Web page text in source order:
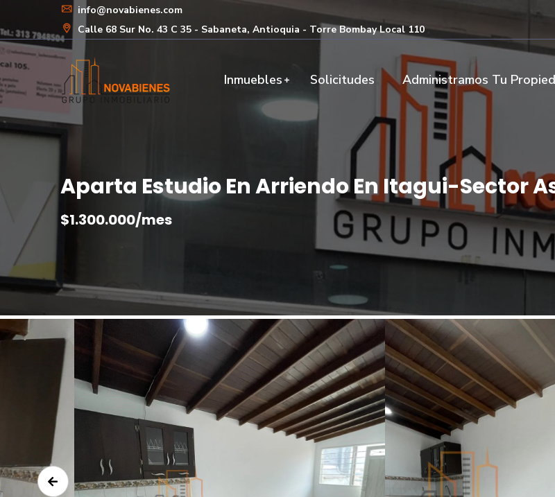
info@novabienes.com
Calle 68 Sur No. 43 C 35 - Sabaneta, Antioquia - Torre Bombay Local 110
Inmuebles Solicitudes Administramos Tu
Aparta Estudio En Arriendo En Itagui-Sector
$1.300.000/mes